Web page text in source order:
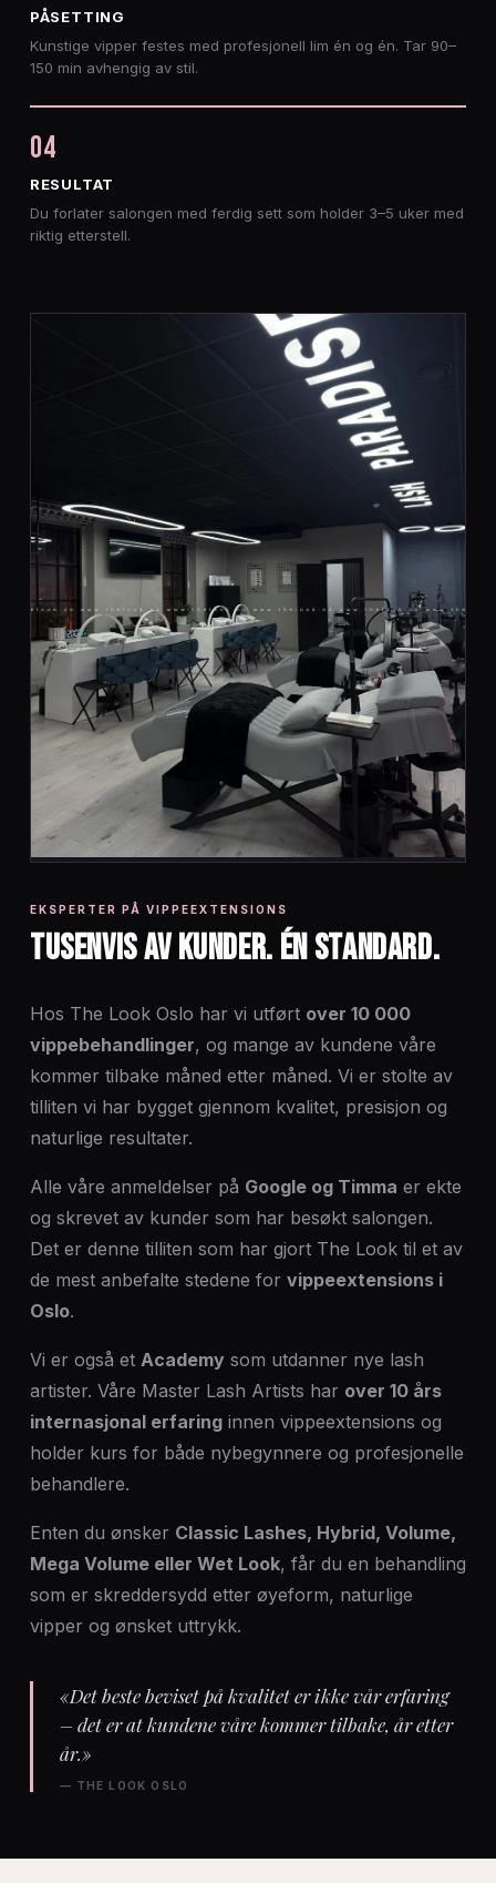
PÅSETTING
Kunstige vipper festes med profesjonell lim én og én. Tar 90–
150 min avhengig av stil.
04
RESULTAT
Du forlater salongen med ferdig sett som holder 3–5 uker med
riktig etterstell.
EKSPERTER PÅ VIPPEEXTENSIONS
TUSENVIS AV KUNDER. ÉN STANDARD.
Hos The Look Oslo har vi utført over 10 000
vippebehandlinger, og mange av kundene våre
kommer tilbake måned etter måned. Vi er stolte av
tilliten vi har bygget gjennom kvalitet, presisjon og
naturlige resultater.
Alle våre anmeldelser på Google og Timma er ekte
og skrevet av kunder som har besøkt salongen.
Det er denne tilliten som har gjort The Look til et av
de mest anbefalte stedene for vippeextensions i
Oslo.
Vi er også et Academysom utdanner nye lash
artister. Våre Master Lash Artists har over 10 års
internasjonal erfaringinnen vippeextensions og
holder kurs for både nybegynnere og profesjonelle
behandlere.
Enten du ønsker Classic Lashes, Hybrid, Volume,
Mega Volume eller Wet Look, får du en behandling
som er skreddersydd etter øyeform, naturlige
vipper og ønsket uttrykk.
«Det beste beviset på kvalitet er ikke vår erfaring
– det er at kundene våre kommer tilbake, år etter
år.»
— THE LOOK OSLO